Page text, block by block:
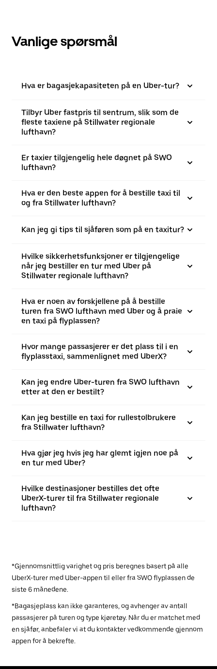
Vanlige spørsmål
Hva er bagasjekapasiteten på en Uber-tur?
Tilbyr Uber fastpris til sentrum, slik som de
fleste taxiene på Stillwater regionale
lufthavn?
Er taxier tilgjengelig hele døgnet på SWO
lufthavn?
Hva er den beste appen for å bestille taxi til
og fra Stillwater lufthavn?
Kan jeg gi tips til sjåføren som på en taxitur?
Hvilke sikkerhetsfunksjoner er tilgjengelige
når jeg bestiller en tur med Uber på
Stillwater regionale lufthavn?
Hva er noen av forskjellene på å bestille
turen fra SWO lufthavn med Uber og å praie
en taxi på flyplassen?
Hvor mange passasjerer er det plass til i en
flyplasstaxi, sammenlignet med UberX?
Kan jeg endre Uber-turen fra SWO lufthavn
etter at den er bestilt?
Kan jeg bestille en taxi for rullestolbrukere
fra Stillwater lufthavn?
Hva gjør jeg hvis jeg har glemt igjen noe på
en tur med Uber?
Hvilke destinasjoner bestilles det ofte
UberX-turer til fra Stillwater regionale
lufthavn?
*Gjennomsnittlig varighet og pris beregnes basert på alle
UberX-turer med Uber-appen til eller fra SWO flyplassen de
siste 6 månedene.
*Bagasjeplass kan ikke garanteres, og avhenger av antall
passasjerer på turen og type kjøretøy. Når du er matchet med
en sjåfør, anbefaler vi at du kontakter vedkommende gjennom
appen for å bekrefte.